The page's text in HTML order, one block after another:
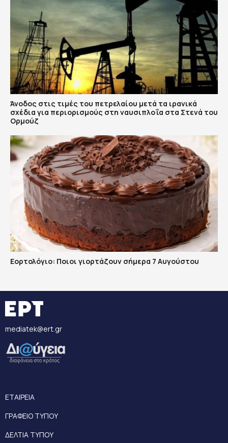
Άνοδος στις τιμές του πετρελαίου μετά τα ιρανικά
σχέδια για περιορισμούς στη ναυσιπλοΐα στα Στενά του
Ορμούζ
Εορτολόγιο: Ποιοι γιορτάζουν σήμερα 7 Αυγούστου
mediatek@ert.gr
ΕΤΑΙΡΕΙΑ
ΓΡΑΦΕΙΟ ΤΥΠΟΥ
ΔΕΛΤΙΑ ΤΥΠΟΥ